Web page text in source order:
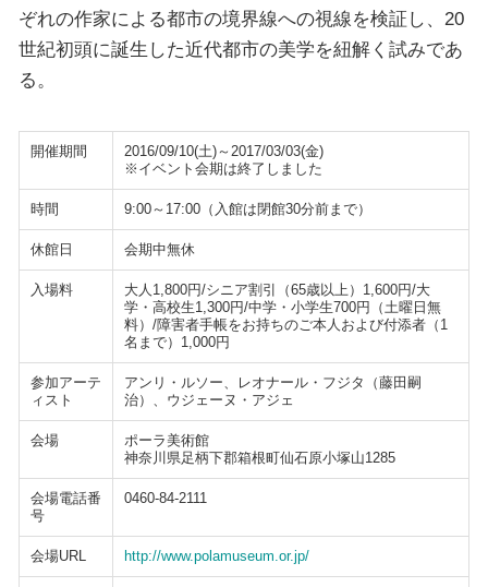
ぞれの作家による都市の境界線への視線を検証し、20
世紀初頭に誕生した近代都市の美学を紐解く試みであ
る。
開催期間
2016/09/10(土)～2017/03/03(金)
※イベント会期は終了しました
時間 9:00～17:00（入館は閉館30分前まで）
休館日 会期中無休
入場料
大人1,800円/シニア割引（65歳以上）1,600円/大
学・高校生1,300円/中学・小学生700円（土曜日無
料）/障害者手帳をお持ちのご本人および付添者（1
名まで）1,000円
参加アーテ
ィスト
アンリ・ルソー、レオナール・フジタ（藤田嗣
治）、ウジェーヌ・アジェ
会場
ポーラ美術館
神奈川県足柄下郡箱根町仙石原小塚山1285
会場電話番
号
0460-84-2111
会場URL http://www.polamuseum.or.jp/